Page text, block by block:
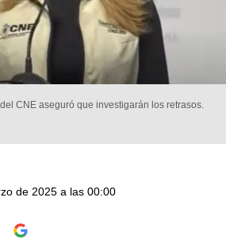
CNE aseguró que investigarán los retrasos.
de 2025 a las 00:00